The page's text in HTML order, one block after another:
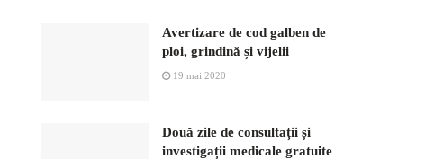
Avertizare de cod galben de
ploi, grindină și vijelii
19 mai 2020
Două zile de consultații și
investigații medicale gratuite